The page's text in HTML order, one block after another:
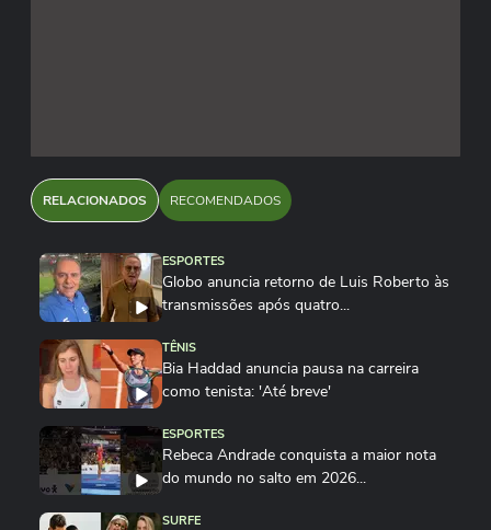
RELACIONADOS RECOMENDADOS
ESPORTES
Globo anuncia retorno de Luis Roberto às
transmissões após quatro...
TÊNIS
Bia Haddad anuncia pausa na carreira
como tenista: 'Até breve'
ESPORTES
Rebeca Andrade conquista a maior nota
do mundo no salto em 2026...
SURFE